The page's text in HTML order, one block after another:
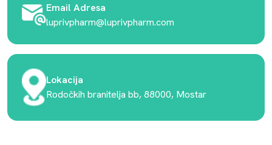
Email Adresa
luprivpharm@luprivpharm.com
Lokacija
Rodočkih branitelja bb, 88000, Mostar